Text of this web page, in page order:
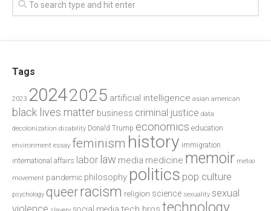
Tags
2023 20242025 artificial intelligence asian american
black lives matter business criminal justice data
decolonization disability Donald Trump economics education
environment essay feminism history immigration
international affairs labor law media medicine memoir metoo
movement pandemic philosophy politics pop culture
psychology queerracism religion science sexuality sexual